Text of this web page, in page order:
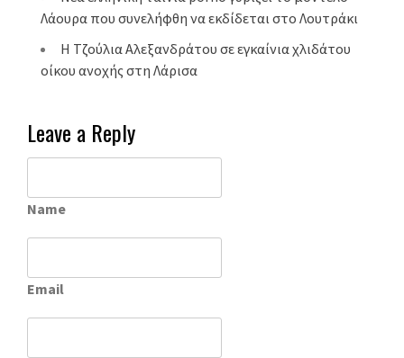
Λάουρα που συνελήφθη να εκδίδεται στο Λουτράκι
Η Τζούλια Αλεξανδράτου σε εγκαίνια χλιδάτου
οίκου ανοχής στη Λάρισα
Leave a Reply
Name
Email